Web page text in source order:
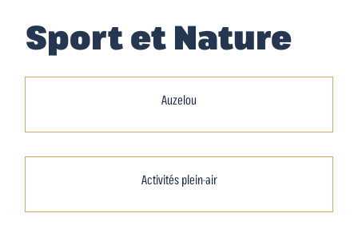
Sport et Nature
Auzelou
Activités plein-air